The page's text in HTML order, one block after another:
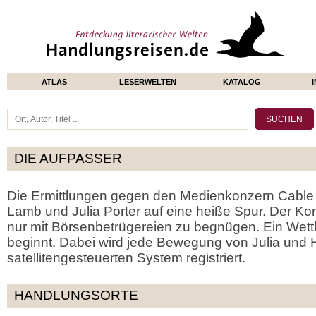
ATLAS LESERWELTEN KATALOG
DIE AUFPASSER
Die Ermittlungen gegen den Medienkonzern
Lamb und Julia Porter auf eine heiße Spur. Der
nur mit Börsenbetrügereien zu begnügen. Ein
beginnt. Dabei wird jede Bewegung von Julia und
satellitengesteuerten System registriert.
HANDLUNGSORTE